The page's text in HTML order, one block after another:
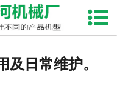
网站首页
及日常维护。